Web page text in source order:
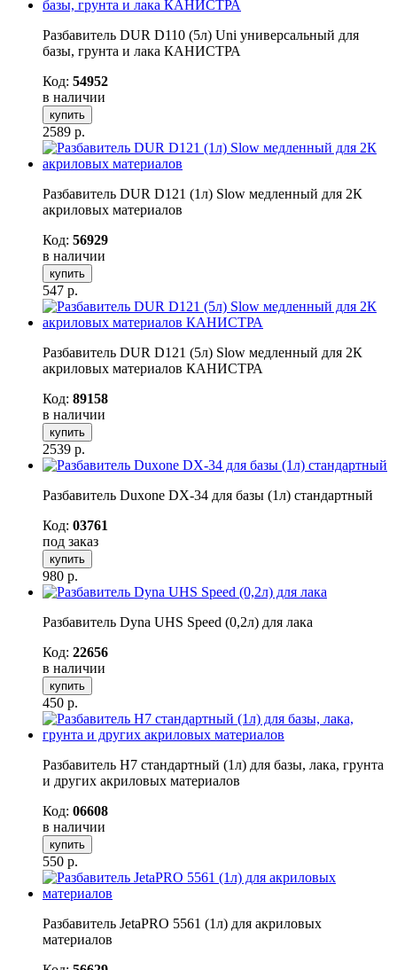
Разбавитель DUR D110 (5л) Uni универсальный для
базы, грунта и лака КАНИСТРА
Код: 54952
в наличии
купить
2589 р.
Разбавитель DUR D121 (1л) Slow медленный для 2К
акриловых материалов
Код: 56929
в наличии
купить
547 р.
Разбавитель DUR D121 (5л) Slow медленный для 2К
акриловых материалов КАНИСТРА
Код: 89158
в наличии
купить
2539 р.
Разбавитель Duxone DX-34 для базы (1л) стандартный
Код: 03761
под заказ
купить
980 р.
Разбавитель Dyna UHS Speed (0,2л) для лака
Код: 22656
в наличии
купить
450 р.
Разбавитель H7 стандартный (1л) для базы, лака, грунта
и других акриловых материалов
Код: 06608
в наличии
купить
550 р.
Разбавитель JetaPRO 5561 (1л) для акриловых
материалов